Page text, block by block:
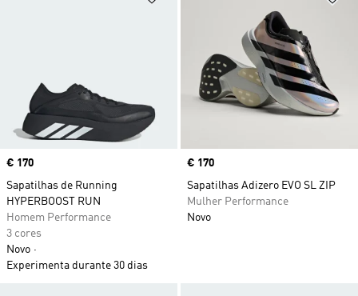
Price
€ 170
Sapatilhas de Running
HYPERBOOST RUN
Homem Performance
3 cores
Novo
Experimenta durante 30 dias
Price
€ 170
Sapatilhas Adizero EVO SL ZIP
Mulher Performance
Novo